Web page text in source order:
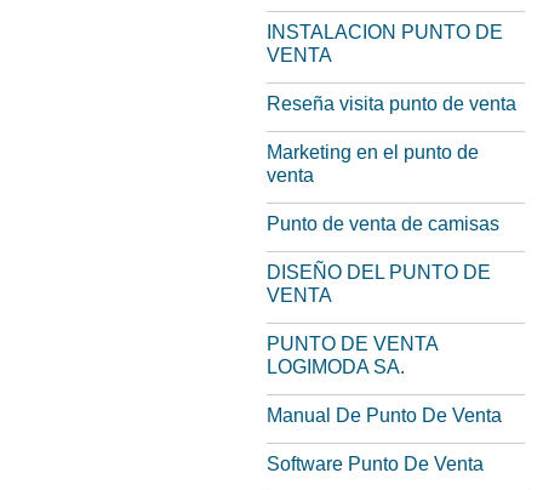
INSTALACION PUNTO DE
VENTA
Reseña visita punto de venta
Marketing en el punto de
venta
Punto de venta de camisas
DISEÑO DEL PUNTO DE
VENTA
PUNTO DE VENTA
LOGIMODA SA.
Manual De Punto De Venta
Software Punto De Venta